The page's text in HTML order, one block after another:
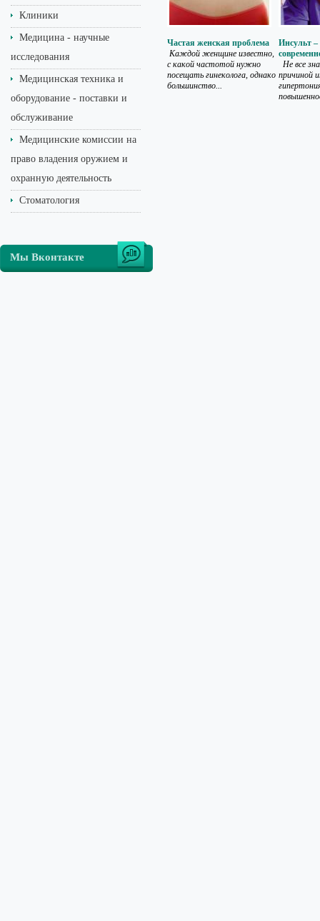
Клиники
Медицина - научные
исследования
Медицинская техника и
оборудование - поставки и
обслуживание
Медицинские комиссии на
право владения оружием и
охранную деятельность
Стоматология
Мы Вконтакте
Частая женская проблема
Каждой женщине известно,
с какой частотой нужно
посещать гинеколога, однако
большинство...
Инсульт –
Не все
причиной